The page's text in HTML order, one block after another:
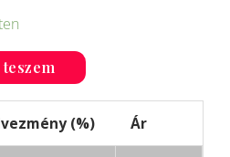
(%) Ár